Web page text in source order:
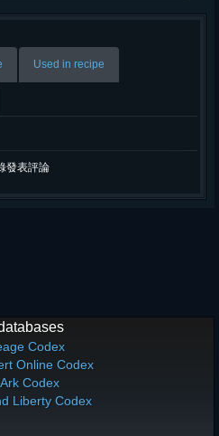
Used in recipe
發表評論
Codex
Online Codex
Codex
Liberty Codex